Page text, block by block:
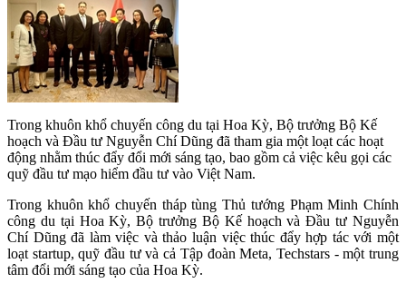
Trong khuôn khổ chuyến công du tại Hoa Kỳ, Bộ trưởng Bộ Kế
hoạch và Đầu tư Nguyễn Chí Dũng đã tham gia một loạt các hoạt
động nhằm thúc đẩy đổi mới sáng tạo, bao gồm cả việc kêu gọi các
quỹ đầu tư mạo hiểm đầu tư vào Việt Nam.
Trong khuôn khổ chuyến tháp tùng Thủ tướng Phạm Minh Chính
công du tại Hoa Kỳ, Bộ trưởng Bộ Kế hoạch và Đầu tư Nguyễn
Chí Dũng đã làm việc và thảo luận việc thúc đẩy hợp tác với một
loạt startup, quỹ đầu tư và cả Tập đoàn Meta, Techstars - một trung
tâm đổi mới sáng tạo của Hoa Kỳ.